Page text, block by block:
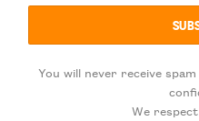
You will never receive
We